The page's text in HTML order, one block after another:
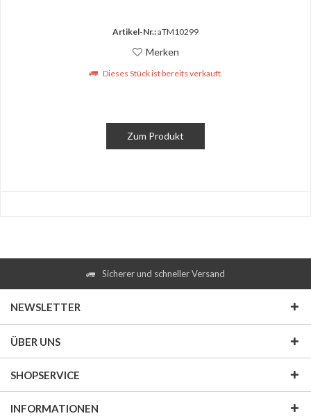
Artikel-Nr.:aTM10299
Merken
Dieses Stück ist bereits verkauft.
Zum Produkt
Sicherer und schneller Versand
NEWSLETTER
ÜBER UNS
SHOPSERVICE
INFORMATIONEN